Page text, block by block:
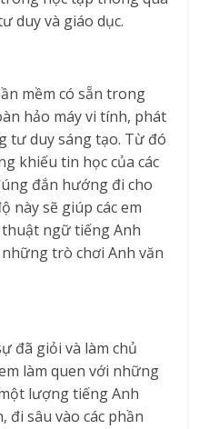
duy và giáo dục.
mềm có sẵn trong
hảo máy vi tính, phát
tư duy sáng tạo. Từ đó
khiếu tin học của các
đắn hướng đi cho
này sẽ giúp các em
ngữ tiếng Anh
trò chơi Anh văn
đã giỏi và làm chủ
làm quen với những
lượng tiếng Anh
sâu vào các phần